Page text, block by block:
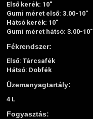
Első kerék: 10"
Gumi méret első: 3.00-10"
Hátsó kerék: 10"
Gumi méret hátsó: 3.00-10"
Fékrendszer:
Első: Tárcsafék
Hátsó: Dobfék
Üzemanyagtartály:
4 L
Fogyasztás: